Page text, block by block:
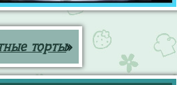
торты»